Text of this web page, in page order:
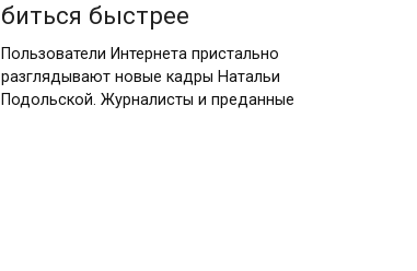
биться быстрее
Пользователи Интернета пристально
разглядывают новые кадры Натальи
Подольской. Журналисты и преданные